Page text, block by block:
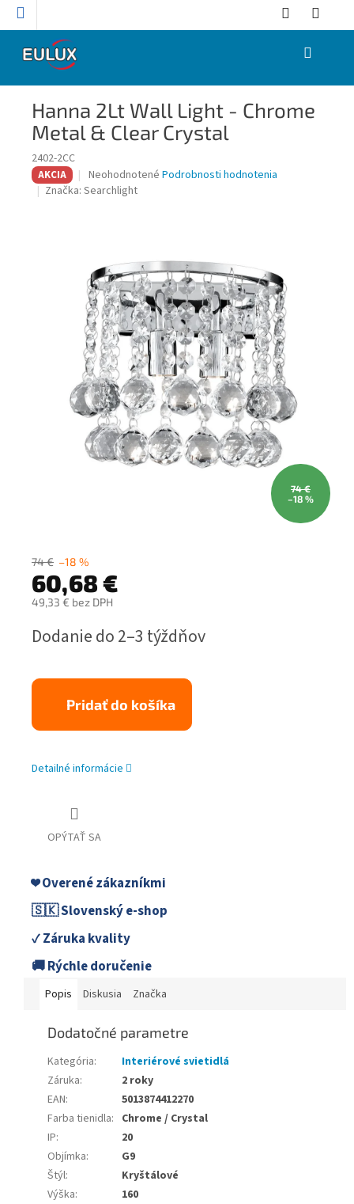
Prejsť
NÁKUPNÝ
Hanna 2Lt Wall Light - Chrome
Metal & Clear Crystal
2402-2CC
AKCIA
Priemerné
hodnotenie
hviezdičiek.
Neohodnotené Podrobnosti hodnotenia
Značka: Searchlight
74 €
–18 %
74 € –18 %
60,68 €
49,33 € bez DPH
cena:
Dodanie do 2–3 týždňov
Pridať do košíka
Detailné informácie
OPÝTAŤ SA
❤️ Overené zákazníkmi
🇸🇰 Slovenský e-shop
✓ Záruka kvality
🚚 Rýchle doručenie
Popis Diskusia Značka
Dodatočné parametre
Kategória:
Interiérové svietidlá
Záruka:
2 roky
EAN:
5013874412270
Farba tienidla: Chrome / Crystal
IP:
20
Objímka:
G9
Štýl:
Kryštálové
Výška:
160